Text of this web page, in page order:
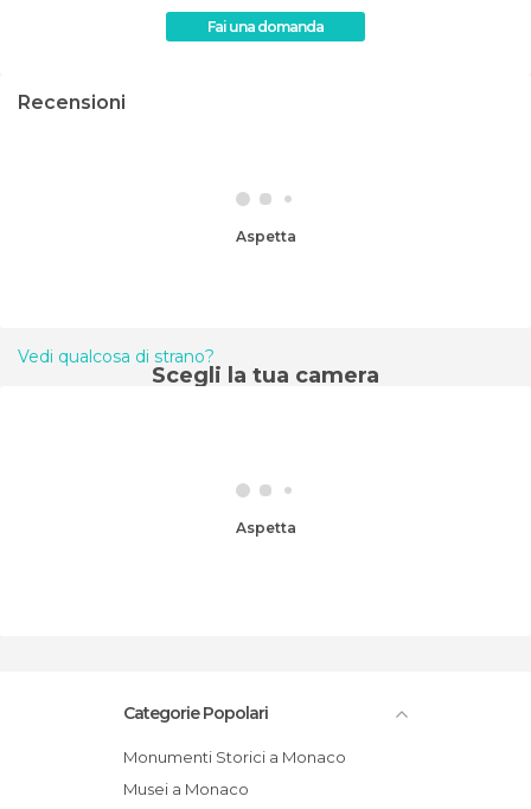
Fai una domanda
Recensioni
Aspetta
Vedi qualcosa di strano?
Scegli la tua camera
Aspetta
Categorie Popolari
Monumenti Storici a Monaco
Musei a Monaco